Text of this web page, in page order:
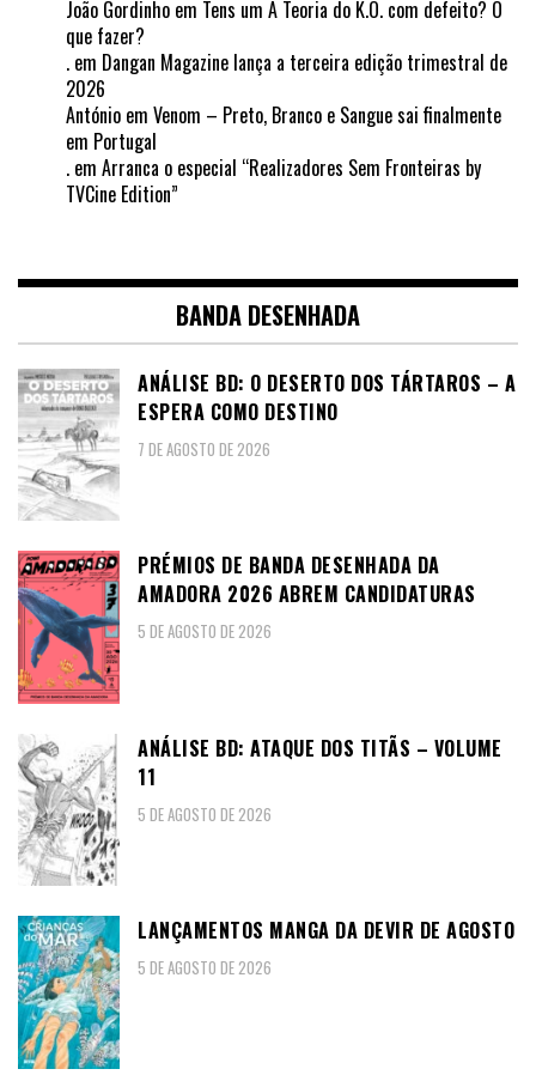
João Gordinho em Tens um A Teoria do K.O. com defeito? O
que fazer?
. em Dangan Magazine lança a terceira edição trimestral de
2026
António em Venom – Preto, Branco e Sangue sai finalmente
em Portugal
. em Arranca o especial “Realizadores Sem Fronteiras by
TVCine Edition”
BANDA DESENHADA
ANÁLISE BD: O DESERTO DOS TÁRTAROS – A
ESPERA COMO DESTINO
7 DE AGOSTO DE 2026
PRÉMIOS DE BANDA DESENHADA DA
AMADORA 2026 ABREM CANDIDATURAS
5 DE AGOSTO DE 2026
ANÁLISE BD: ATAQUE DOS TITÃS – VOLUME
11
5 DE AGOSTO DE 2026
LANÇAMENTOS MANGA DA DEVIR DE AGOSTO
5 DE AGOSTO DE 2026